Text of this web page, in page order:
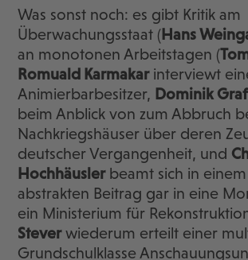
Was sonst noch: es gibt Kritik am
Überwachungsstaat (Hans
an monotonen Arbeitstagen (
Romuald Karmakarinterviewt
Animierbarbesitzer, Dominik Graf
beim Anblick von zum Abbruch
Nachkriegshäuser über deren
deutscher Vergangenheit, und
Hochhäuslerbeamt sich in einem
abstrakten Beitrag gar in eine
ein Ministerium für
Steverwiederum erteilt einer
Grundschulklasse